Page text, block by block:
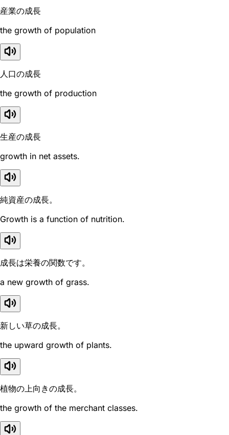
産業の成長
the growth of population
人口の成長
the growth of production
生産の成長
growth in net assets.
純資産の成長。
Growth is a function of nutrition.
成長は栄養の関数です。
a new growth of grass.
新しい草の成長。
the upward growth of plants.
植物の上向きの成長。
the growth of the merchant classes.